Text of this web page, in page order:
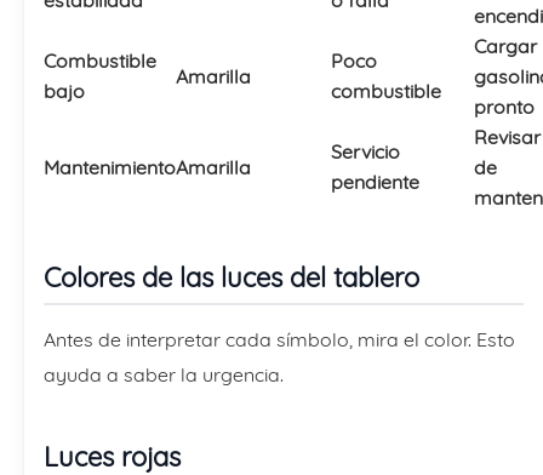
Combustible
bajo
Amarilla
Poco
combustible
Cargar
pronto
MantenimientoAmarilla
Servicio
pendiente
de
Colores de las luces del tablero
Antes de interpretar cada símbolo, mira el color. Esto
ayuda a saber la urgencia.
Luces rojas